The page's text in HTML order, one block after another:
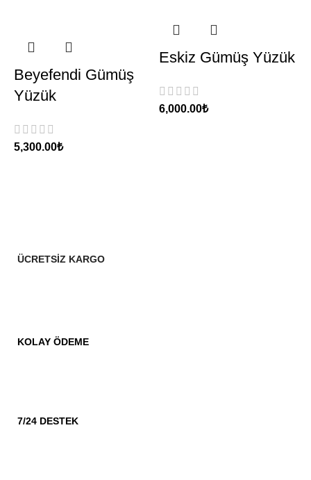
Beyefendi Gümüş
Yüzük
₺
Eskiz Gümüş Yüzük
₺
ÜCRETSİZ KARGO
KOLAY ÖDEME
7/24 DESTEK